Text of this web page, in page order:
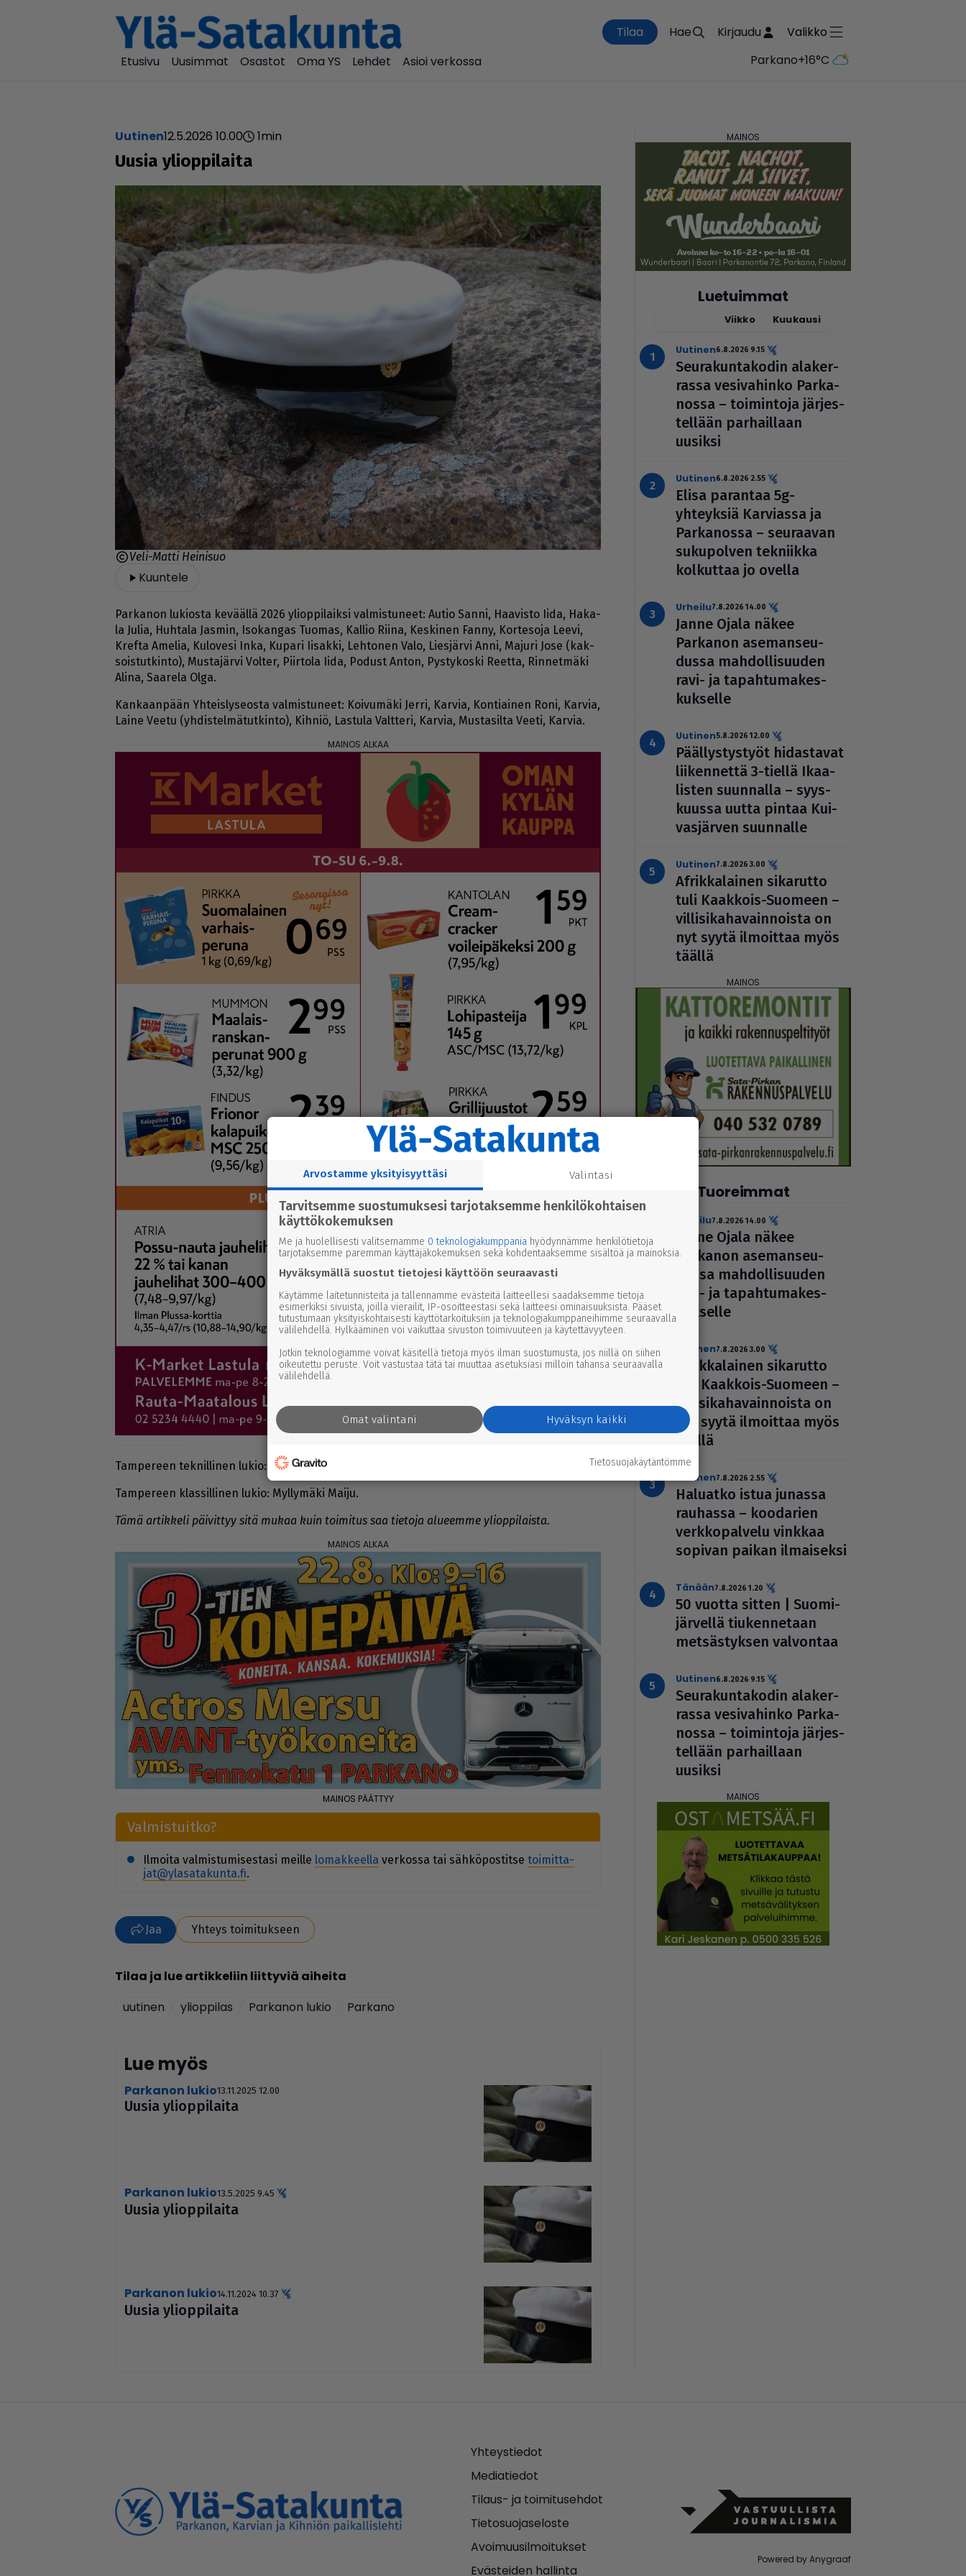
Tilaa Hae Kirjaudu
Valikko
Etusivu
Uusimmat Osastot Oma YS Lehdet Asioi verkossa Parkano+16°C
uutinen12.5.2026 10.00 1min
Uusia yli­op­pi­laita
Veli-Matti Heinisuo
Kuuntele
Par­ka­non lu­ki­os­ta ke­vääl­lä 2026 yli­op­pi­laik­si val­mis­tu­neet: Au­tio San­ni, Haa­vis­to Ii­da, Ha­ka­
la Ju­lia, Huh­ta­la Jas­min, Iso­kan­gas Tuo­mas, Kal­lio Rii­na, Kes­ki­nen Fan­ny, Kor­te­so­ja Lee­vi,
Kref­ta Ame­lia, Ku­lo­ve­si In­ka, Ku­pa­ri Ii­sak­ki, Leh­to­nen Valo, Lies­jär­vi An­ni, Ma­ju­ri Jose (kak­
sois­tut­kin­to), Mus­ta­jär­vi Vol­ter, Piir­to­la Ii­da, Po­dust An­ton, Pys­ty­kos­ki Reet­ta, Rin­net­mä­ki
Ali­na, Saa­re­la Ol­ga.
Kan­kaan­pään Yh­teis­ly­se­os­ta val­mis­tu­neet: Koi­vu­mä­ki Jer­ri, Kar­via, Kon­ti­ai­nen Roni, Kar­via,
Lai­ne Vee­tu (yh­dis­tel­mä­tut­kin­to), Kih­niö, Las­tu­la Valt­te­ri, Kar­via, Mus­ta­sil­ta Vee­ti, Kar­via.
Tam­pe­reen tek­nil­li­nen lu­kio: Myl­ly­mä­ki Kert­tu.
Tam­pe­reen klas­sil­li­nen lu­kio: Myl­ly­mä­ki Mai­ju.
Tämä ar­tik­ke­li päi­vit­tyy sitä mu­kaa kuin toi­mi­tus saa tie­to­ja alu­eem­me yli­op­pi­lais­ta.
Val­mis­tuit­ko?
Il­moi­ta val­mis­tu­mi­ses­ta­si meil­le lo­mak­keel­la ver­kos­sa tai säh­kö­pos­tit­se toi­mit­ta­
jat@yla­sa­ta­kun­ta.fi.
Jaa Yhteys toimitukseen
uutinen ylioppilas Parkanon lukio Parkano
Lue myös
Parkanon lukio13.11.2025 12.00
Uusia yli­op­pi­laita
Parkanon lukio13.5.2025 9.45
Uusia yli­op­pi­laita
Parkanon lukio14.11.2024 10.37
Uusia yli­op­pi­laita
Luetuimmat
Viikko Kuukausi
uutinen6.8.2026 9.15
Seu­ra­kun­ta­ko­din ala­ker­
rassa vesi­va­hinko Par­ka­
nossa – toi­min­toja jär­jes­
tel­lään par­hail­laan
uusiksi
uutinen6.8.2026 2.55
Elisa parantaa 5g-
yhteyksiä Karviassa ja
Par­ka­nossa – seuraavan
suku­pol­ven tekniikka
kolkuttaa jo ovella
urheilu7.8.2026 14.00
Janne Ojala näkee
Parkanon ase­man­seu­
dussa mah­dol­li­suu­den
ravi- ja tapah­tu­ma­kes­
kuk­selle
uutinen5.8.2026 12.00
Pääl­lys­tys­työt hidas­ta­vat
lii­ken­nettä 3-tiellä Ikaa­
lis­ten suunnalla – syys­
kuussa uutta pintaa Kui­
vas­jär­ven suunnalle
uutinen7.8.2026 3.00
Afrik­ka­lai­nen sikarutto
tuli Kaakkois-Suomeen –
vil­li­si­ka­ha­vain­noista on
nyt syytä ilmoittaa myös
täällä
Tuoreimmat
urheilu7.8.2026 14.00
Janne Ojala näkee
Parkanon ase­man­seu­
dussa mah­dol­li­suu­den
ravi- ja tapah­tu­ma­kes­
kuk­selle
uutinen7.8.2026 3.00
Afrik­ka­lai­nen sikarutto
tuli Kaakkois-Suomeen –
vil­li­si­ka­ha­vain­noista on
nyt syytä ilmoittaa myös
täällä
uutinen7.8.2026 2.55
Haluatko istua junassa
rauhassa – koodarien
verk­ko­pal­velu vinkkaa
sopivan paikan ilmai­seksi
Tänään7.8.2026 1.20
50 vuotta sitten | Suo­mi­
jär­vellä tiu­ken­ne­taan
met­säs­tyk­sen valvontaa
uutinen6.8.2026 9.15
Seu­ra­kun­ta­ko­din ala­ker­
rassa vesi­va­hinko Par­ka­
nossa – toi­min­toja jär­jes­
tel­lään par­hail­laan
uusiksi
Yhteystiedot
Mediatiedot
Tilaus- ja toimitusehdot
Tietosuojaseloste
Avoimuusilmoitukset
Evästeiden hallinta
Powered by Anygraaf
Arvostamme yksityisyyttäsi Valintasi
Tarvitsemme suostumuksesi tarjotaksemme henkilökohtaisen
käyttökokemuksen
Me ja huolellisesti valitsemamme 0 teknologiakumppania hyödynnämme henkilötietoja
tarjotaksemme paremman käyttäjäkokemuksen sekä kohdentaaksemme sisältöä ja mainoksia.
Hyväksymällä suostut tietojesi käyttöön seuraavasti
Käytämme laitetunnisteita ja tallennamme evästeitä laitteellesi saadaksemme tietoja
esimerkiksi sivuista, joilla vierailit, IP-osoitteestasi sekä laitteesi ominaisuuksista. Pääset
tutustumaan yksityiskohtaisesti käyttötarkoituksiin ja teknologiakumppaneihimme seuraavalla
välilehdellä. Hylkääminen voi vaikuttaa sivuston toimivuuteen ja käytettävyyteen.
Jotkin teknologiamme voivat käsitellä tietoja myös ilman suostumusta, jos niillä on siihen
oikeutettu peruste. Voit vastustaa tätä tai muuttaa asetuksiasi milloin tahansa seuraavalla
välilehdellä.
Hyväksyn kaikki
Omat valintani
Tietosuojakäytäntömme